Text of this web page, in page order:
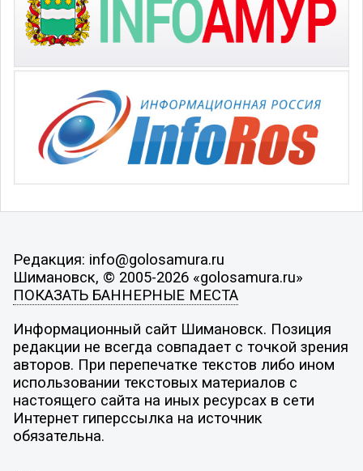
Редакция: info@golosamura.ru
Шимановск, © 2005-2026 «golosamura.ru»
ПОКАЗАТЬ БАННЕРНЫЕ МЕСТА
Информационный сайт Шимановск. Позиция
редакции не всегда совпадает с точкой зрения
авторов. При перепечатке текстов либо ином
использовании текстовых материалов с
настоящего сайта на иных ресурсах в сети
Интернет гиперссылка на источник
обязательна.